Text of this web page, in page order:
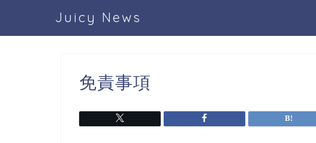
Juicy News
免責事項